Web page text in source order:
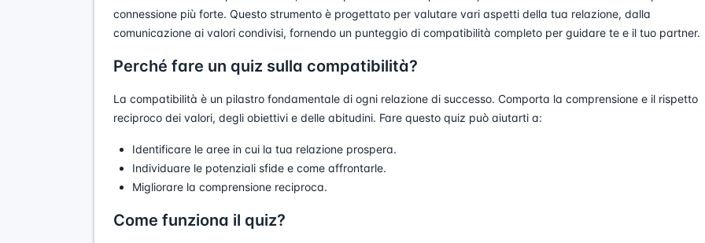
connessione più forte. Questo strumento è progettato per valutare vari aspetti della tua relazione, dalla
comunicazione ai valori condivisi, fornendo un punteggio di compatibilità completo per guidare te e il tuo partner.
Perché fare un quiz sulla compatibilità?
La compatibilità è un pilastro fondamentale di ogni relazione di successo. Comporta la comprensione e il rispetto
reciproco dei valori, degli obiettivi e delle abitudini. Fare questo quiz può aiutarti a:
Identificare le aree in cui la tua relazione prospera.
Individuare le potenziali sfide e come affrontarle.
Migliorare la comprensione reciproca.
Come funziona il quiz?